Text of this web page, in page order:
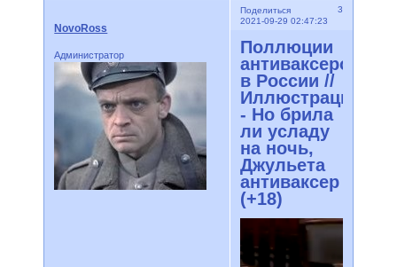
Поделиться
3
2021-09-29 02:47:23
NovoRoss
Администратор
Поллюции
антиваксеров
в России //
Иллюстрации
- Но брила
ли усладу
на ночь,
Джульета
антиваксер
(+18)